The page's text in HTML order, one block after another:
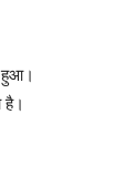
हुआ।
है।